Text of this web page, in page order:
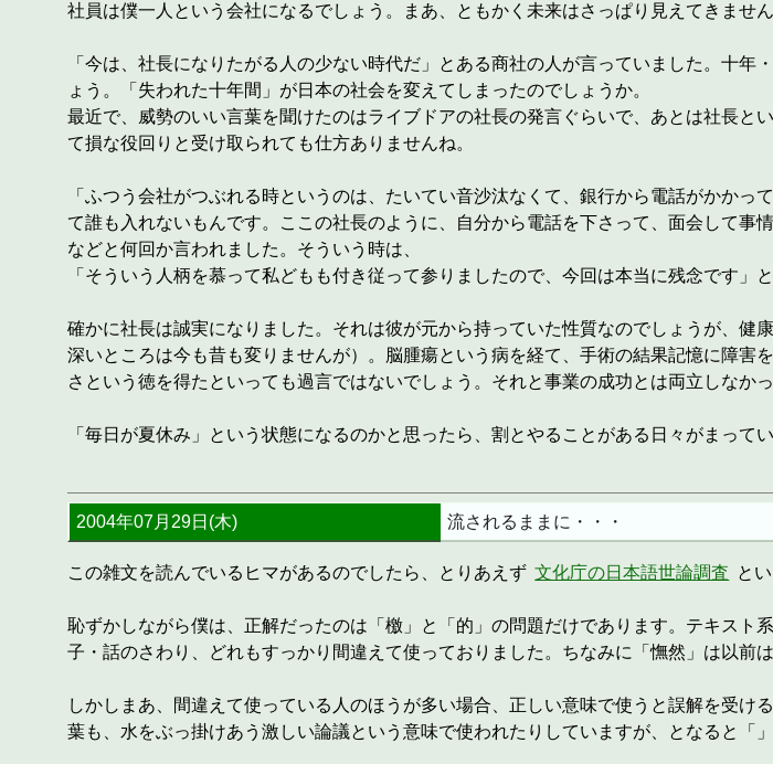
社員は僕一人という会社になるでしょう。まあ、ともかく未来はさっぱり見えてきません
「今は、社長になりたがる人の少ない時代だ」とある商社の人が言っていました。十
ょう。「失われた十年間」が日本の社会を変えてしまったのでしょうか。
最近で、威勢のいい言葉を聞けたのはライブドアの社長の発言ぐらいで、あとは社長
て損な役回りと受け取られても仕方ありませんね。
「ふつう会社がつぶれる時というのは、たいてい音沙汰なくて、銀行から電話がかか
て誰も入れないもんです。ここの社長のように、自分から電話を下さって、面会して事
などと何回か言われました。そういう時は、
「そういう人柄を慕って私どもも付き従って参りましたので、今回は本当に残念です」
確かに社長は誠実になりました。それは彼が元から持っていた性質なのでしょうが、
深いところは今も昔も変りませんが）。脳腫瘍という病を経て、手術の結果記憶に障
さという徳を得たといっても過言ではないでしょう。それと事業の成功とは両立しなかっ
「毎日が夏休み」という状態になるのかと思ったら、割とやることがある日々がまっ
2004年07月29日(木) 流されるままに・・・
この雑文を読んでいるヒマがあるのでしたら、とりあえず 文化庁の日本語世論調査 と
恥ずかしながら僕は、正解だったのは「檄」と「的」の問題だけであります。テキス
子・話のさわり、どれもすっかり間違えて使っておりました。ちなみに「憮然」は以前
しかしまあ、間違えて使っている人のほうが多い場合、正しい意味で使うと誤解を受
葉も、水をぶっ掛けあう激しい論議という意味で使われたりしていますが、となると「